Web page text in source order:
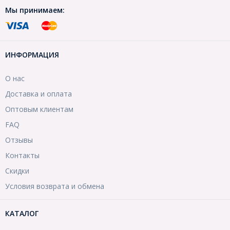
Мы принимаем:
ИНФОРМАЦИЯ
О нас
Доставка и оплата
Оптовым клиентам
FAQ
Отзывы
Контакты
Скидки
Условия возврата и обмена
КАТАЛОГ